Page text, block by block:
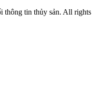
thông tin thủy sản. All rights